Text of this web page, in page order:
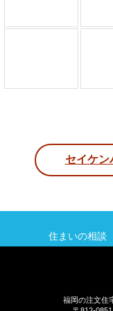
セイケン
住まいの相談
福岡の注文住